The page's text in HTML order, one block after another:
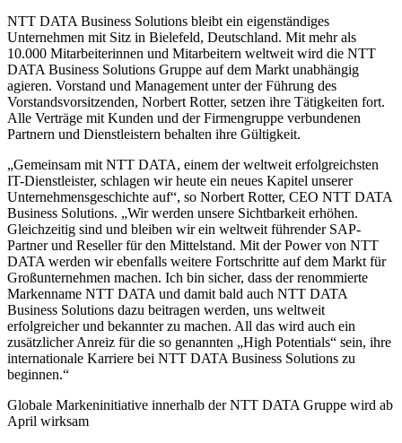
NTT DATA Business Solutions bleibt ein eigenständiges
Unternehmen mit Sitz in Bielefeld, Deutschland. Mit mehr als
10.000 Mitarbeiterinnen und Mitarbeitern weltweit wird die NTT
DATA Business Solutions Gruppe auf dem Markt unabhängig
agieren. Vorstand und Management unter der Führung des
Vorstandsvorsitzenden, Norbert Rotter, setzen ihre Tätigkeiten fort.
Alle Verträge mit Kunden und der Firmengruppe verbundenen
Partnern und Dienstleistern behalten ihre Gültigkeit.
„Gemeinsam mit NTT DATA, einem der weltweit erfolgreichsten
IT-Dienstleister, schlagen wir heute ein neues Kapitel unserer
Unternehmensgeschichte auf“, so Norbert Rotter, CEO NTT DATA
Business Solutions. „Wir werden unsere Sichtbarkeit erhöhen.
Gleichzeitig sind und bleiben wir ein weltweit führender SAP-
Partner und Reseller für den Mittelstand. Mit der Power von NTT
DATA werden wir ebenfalls weitere Fortschritte auf dem Markt für
Großunternehmen machen. Ich bin sicher, dass der renommierte
Markenname NTT DATA und damit bald auch NTT DATA
Business Solutions dazu beitragen werden, uns weltweit
erfolgreicher und bekannter zu machen. All das wird auch ein
zusätzlicher Anreiz für die so genannten „High Potentials“ sein, ihre
internationale Karriere bei NTT DATA Business Solutions zu
beginnen.“
Globale Markeninitiative innerhalb der NTT DATA Gruppe wird ab
April wirksam